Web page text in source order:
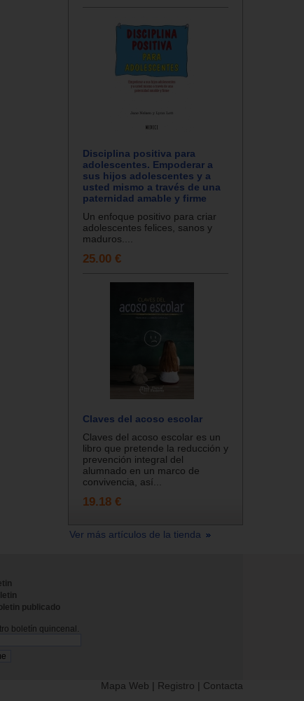
Disciplina positiva para
adolescentes. Empoderar a
sus hijos adolescentes y a
usted mismo a través de una
paternidad amable y firme
Un enfoque positivo para criar
adolescentes felices, sanos y
maduros....
25.00 €
Claves del acoso escolar
Claves del acoso escolar es un
libro que pretende la reducción y
prevención integral del
alumnado en un marco de
convivencia, así...
19.18 €
Ver más artículos de la tienda
publicado
boletín quincenal.
Mapa Web | Registro | Contacta